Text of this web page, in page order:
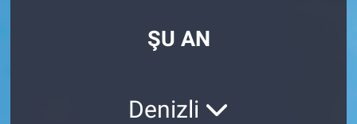
ŞU AN
Denizli
Son Dakika Haberleri